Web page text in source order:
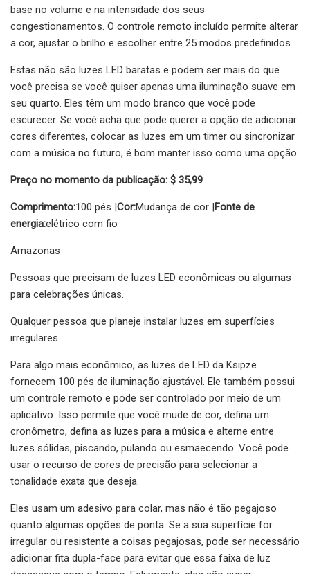
base no volume e na intensidade dos seus
congestionamentos. O controle remoto incluído permite alterar
a cor, ajustar o brilho e escolher entre 25 modos predefinidos.
Estas não são luzes LED baratas e podem ser mais do que
você precisa se você quiser apenas uma iluminação suave em
seu quarto. Eles têm um modo branco que você pode
escurecer. Se você acha que pode querer a opção de adicionar
cores diferentes, colocar as luzes em um timer ou sincronizar
com a música no futuro, é bom manter isso como uma opção.
Preço no momento da publicação: $ 35,99
Comprimento:100 pés |Cor:Mudança de cor |Fonte de
energia:elétrico com fio
Amazonas
Pessoas que precisam de luzes LED econômicas ou algumas
para celebrações únicas.
Qualquer pessoa que planeje instalar luzes em superfícies
irregulares.
Para algo mais econômico, as luzes de LED da Ksipze
fornecem 100 pés de iluminação ajustável. Ele também possui
um controle remoto e pode ser controlado por meio de um
aplicativo. Isso permite que você mude de cor, defina um
cronômetro, defina as luzes para a música e alterne entre
luzes sólidas, piscando, pulando ou esmaecendo. Você pode
usar o recurso de cores de precisão para selecionar a
tonalidade exata que deseja.
Eles usam um adesivo para colar, mas não é tão pegajoso
quanto algumas opções de ponta. Se a sua superfície for
irregular ou resistente a coisas pegajosas, pode ser necessário
adicionar fita dupla-face para evitar que essa faixa de luz